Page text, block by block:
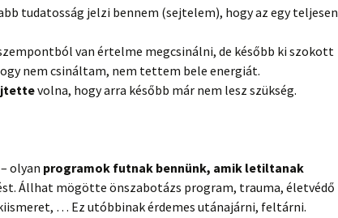
tudatosság jelzi bennem (sejtelem), hogy az egy teljesen
van értelme megcsinálni, de később ki szokott
nem csináltam, nem tettem bele energiát.
volna, hogy arra később már nem lesz szükség.
olyan programok futnak bennünk, amik letiltanak
Állhat mögötte önszabotázs program, trauma, életvédő
… Ez utóbbinak érdemes utánajárni, feltárni.